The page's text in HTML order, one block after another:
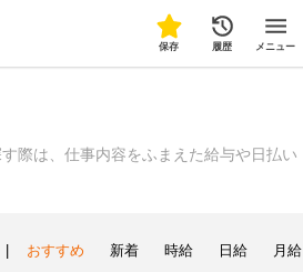
保存 履歴 メニュー
際は、仕事内容をふまえた給与や日払い
おすすめ 新着 時給 日給 月給